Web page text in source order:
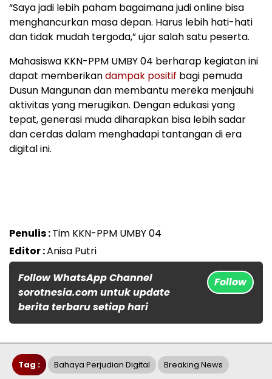
“Saya jadi lebih paham bagaimana judi online bisa
menghancurkan masa depan. Harus lebih hati-hati
dan tidak mudah tergoda,” ujar salah satu peserta.
Mahasiswa KKN-PPM UMBY 04 berharap kegiatan ini
dapat memberikandampak positif bagi pemuda
Dusun Mangunan dan membantu mereka menjauhi
aktivitas yang merugikan. Dengan edukasi yang
tepat, generasi muda diharapkan bisa lebih sadar
dan cerdas dalam menghadapi tantangan di era
digital ini.
Penulis :Tim KKN-PPM UMBY 04
Editor :Anisa Putri
Follow WhatsApp Channel
sorotnesia.com untuk update
berita terbaru setiap hari
Follow
Tag : Bahaya Perjudian Digital Breaking News